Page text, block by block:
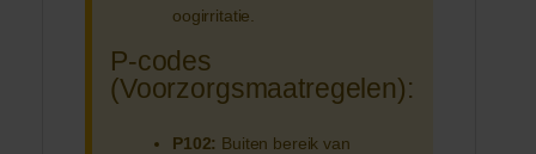
oogirritatie.
P-codes
(Voorzorgsmaatregelen):
P102: Buiten bereik van